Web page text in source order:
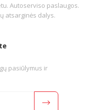
Autoserviso paslaugos.
atsarginės dalys.
pasiūlymus ir